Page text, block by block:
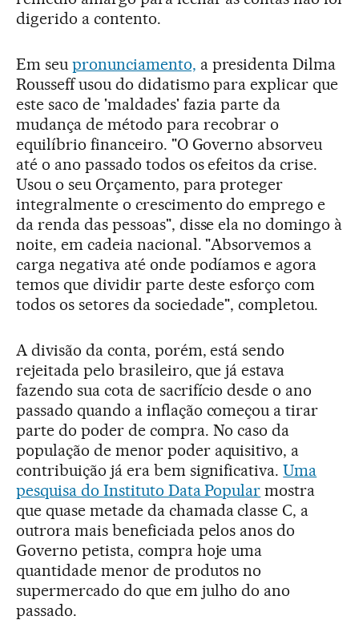
digerido a contento.
Em seu pronunciamento, a presidenta Dilma
Rousseff usou do didatismo para explicar que
este saco de 'maldades' fazia parte da
mudança de método para recobrar o
equilíbrio financeiro. "O Governo absorveu
até o ano passado todos os efeitos da crise.
Usou o seu Orçamento, para proteger
integralmente o crescimento do emprego e
da renda das pessoas", disse ela no domingo à
noite, em cadeia nacional. "Absorvemos a
carga negativa até onde podíamos e agora
temos que dividir parte deste esforço com
todos os setores da sociedade", completou.
A divisão da conta, porém, está sendo
rejeitada pelo brasileiro, que já estava
fazendo sua cota de sacrifício desde o ano
passado quando a inflação começou a tirar
parte do poder de compra. No caso da
população de menor poder aquisitivo, a
contribuição já era bem significativa.Uma
pesquisa do Instituto Data Popular mostra
que quase metade da chamada classe C, a
outrora mais beneficiada pelos anos do
Governo petista, compra hoje uma
quantidade menor de produtos no
supermercado do que em julho do ano
passado.